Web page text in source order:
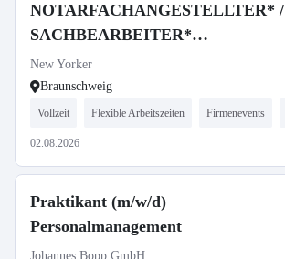
NOTARFACHANGESTELLTER* /
SACHBEARBEITER*
RECHTSABTEILUNG
New Yorker
Braunschweig
Vollzeit Flexible Arbeitszeiten Firmenevents
02.08.2026
Praktikant (m/w/d)
Personalmanagement
Johannes Bopp GmbH